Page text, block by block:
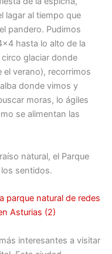
lagar al tiempo que
pandero. Pudimos
hasta lo alto de la
glaciar donde
el verano), recorrimos
donde vimos y
moras, lo ágiles
se alimentan las
natural, el Parque
los sentidos.
interesantes a visitar